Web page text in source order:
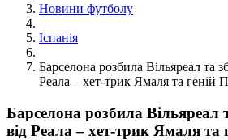
Новини футболу
Іспанія
Барселона розбила Вільяреал та
Реала – хет-трик Ямаля та геній
Барселона розбила Вільяреал
від Реала – хет-трик Ямаля та